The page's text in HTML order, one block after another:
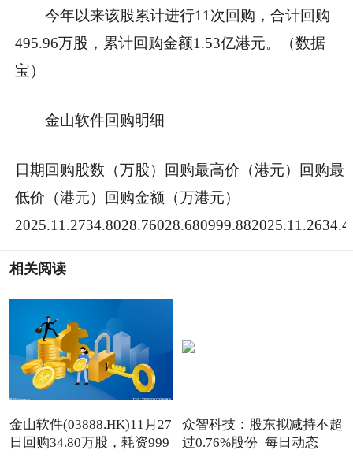
今年以来该股累计进行11次回购，合计回购
495.96万股，累计回购金额1.53亿港元。（数据
宝）
金山软件回购明细
日期回购股数（万股）回购最高价（港元）回购最
低价（港元）回购金额（万港元）
相关阅读
金山软件(03888.HK)11月27
日回购34.80万股，耗资999
众智科技：股东拟减持不超
过0.76%股份_每日动态